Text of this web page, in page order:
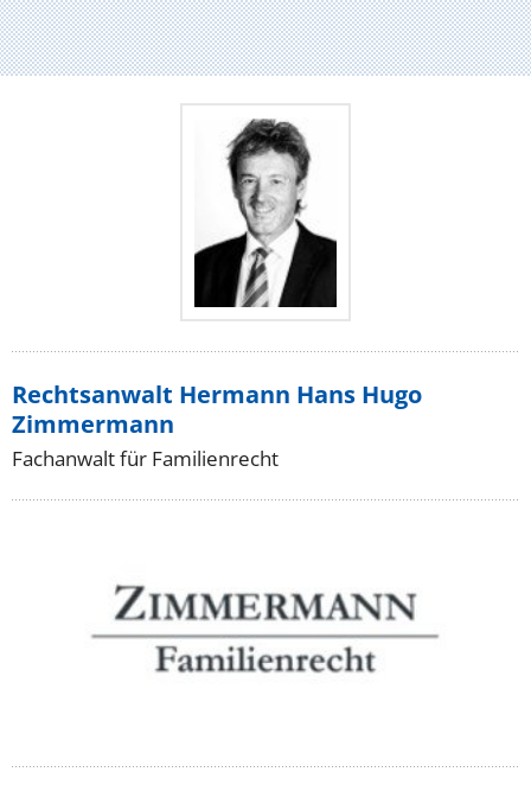
Rechtsanwalt Hermann Hans Hugo
Zimmermann
Fachanwalt für Familienrecht